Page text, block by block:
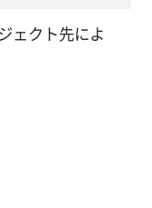
ェクト先によ